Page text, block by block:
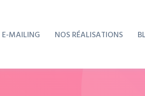
E-MAILING NOS RÉALISATIONS